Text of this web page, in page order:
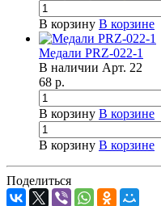
В корзину В корзине
Медали PRZ-022-1
В наличии Арт. 22
68 р.
В корзину В корзине
В корзину В корзине
Поделиться